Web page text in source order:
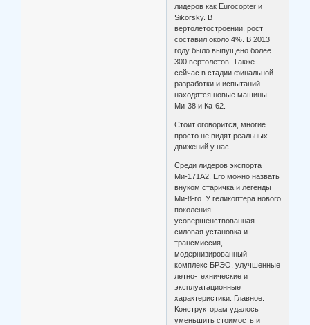
лидеров как Eurocopter и
Sikorsky. В
вертолетостроении, рост
составил около 4%. В 2013
году было выпущено более
300 вертолетов. Также
сейчас в стадии финальной
разработки и испытаний
находятся новые машины
Ми-38 и Ка-62.
Стоит оговорится, многие
просто не видят реальных
движений у нас.
Среди лидеров экспорта
Ми-171А2. Его можно назвать
внуком старичка и легенды
Ми-8-го. У геликоптера нового
поколения
усовершенствованная
силовая установка и
трансмиссия,
модернизированный
комплекс БРЭО, улучшенные
летно-технические и
эксплуатационные
характеристики. Главное.
Конструкторам удалось
уменьшить стоимость и